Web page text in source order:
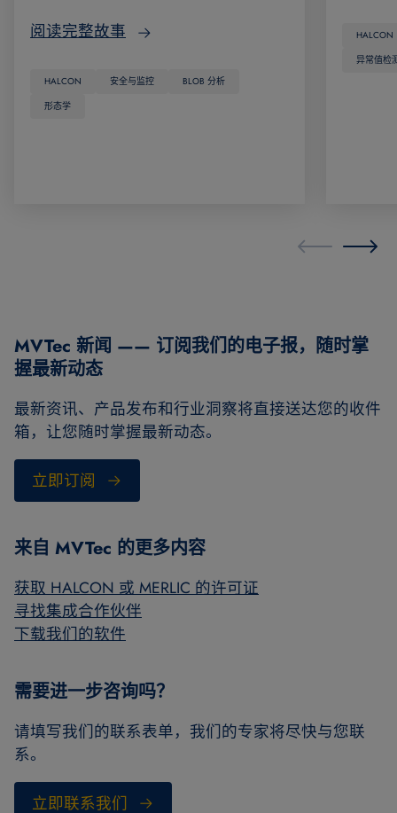
阅读完整故事
HALCON 安全与监控
BLOB 分析
形态学
HALCON
异常值检
MVTec 新闻 —— 订阅我们的电子报，随时掌
握最新动态
最新资讯、产品发布和行业洞察将直接送达您的收件
箱，让您随时掌握最新动态。
立即订阅
来自 MVTec 的更多内容
获取 HALCON 或 MERLIC 的许可证
寻找集成合作伙伴
下载我们的软件
需要进一步咨询吗？
请填写我们的联系表单，我们的专家将尽快与您联
系。
立即联系我们